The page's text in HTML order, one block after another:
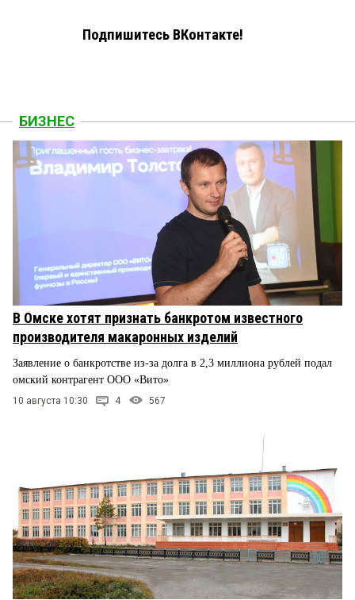
Подпишитесь ВКонтакте!
БИЗНЕС
В Омске хотят признать банкротом известного
производителя макаронных изделий
Заявление о банкротстве из-за долга в 2,3 миллиона рублей подал
омский контрагент ООО «Вито»
10 августа 10:30 4 567